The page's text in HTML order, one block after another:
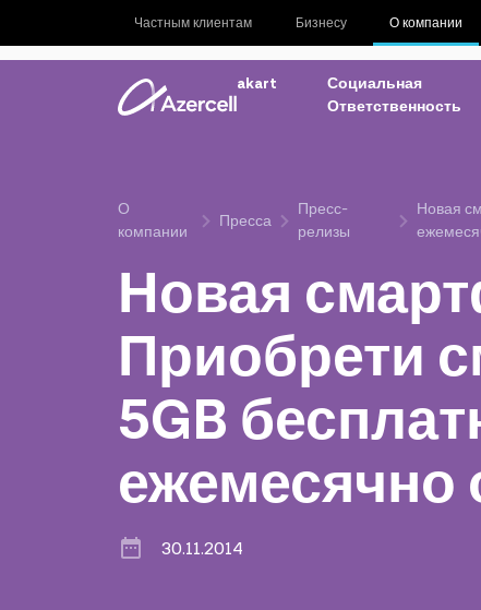
Частным клиентам Бизнесу О компании
akart
Социальная
Ответственность
О
компании
Пресса
Пресс-
релизы
Новая
Новая
Приобрети
5GB
ежемесячно
30.11.2014